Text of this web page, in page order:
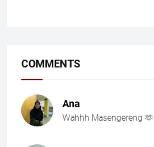
COMMENTS
Ana
Wahhh Masengereng 🫶